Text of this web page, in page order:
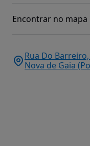
Encontrar no mapa
Rua Do
Nova de Gaia